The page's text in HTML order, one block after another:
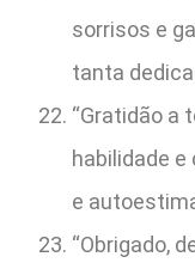
sorrisos e
tanta
“Gratidão a
habilidade
e
“Obrigado,